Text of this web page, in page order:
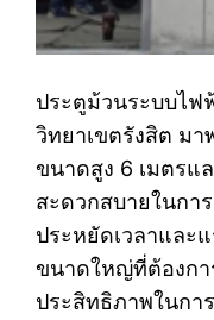
ประตูม้วนระบบไฟ
วิทยาเขตรังสิต ม
ขนาดสูง 6 เมตรแ
สะดวกสบายในกา
ประหยัดเวลาและ
ขนาดใหญ่ที่ต้องก
ประสิทธิภาพในกา